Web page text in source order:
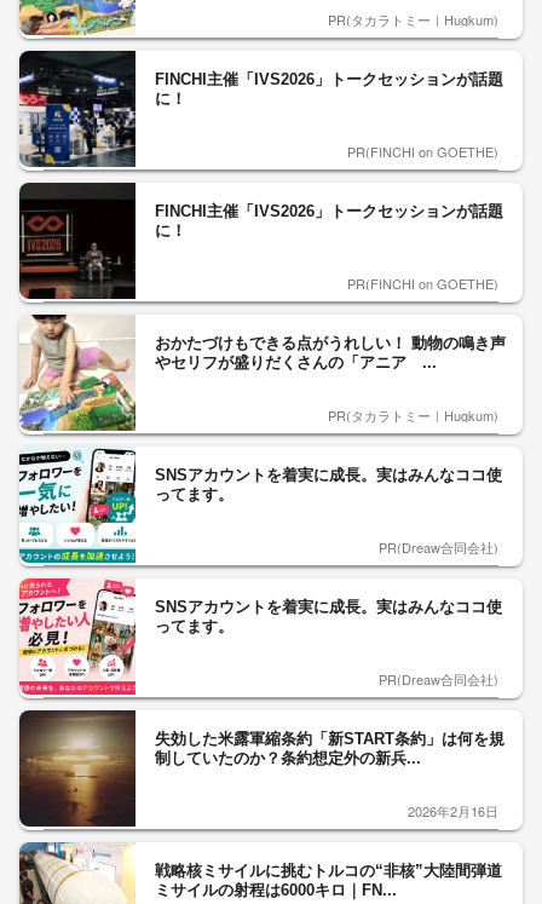
PR(タカラトミー｜Hugkum)
FINCHI主催「IVS2026」トークセッションが話題
に！
PR(FINCHI on GOETHE)
FINCHI主催「IVS2026」トークセッションが話題
に！
PR(FINCHI on GOETHE)
おかたづけもできる点がうれしい！ 動物の鳴き声
やセリフが盛りだくさんの「アニア ...
PR(タカラトミー｜Hugkum)
SNSアカウントを着実に成長。実はみんなココ使
ってます。
PR(Dreaw合同会社)
SNSアカウントを着実に成長。実はみんなココ使
ってます。
PR(Dreaw合同会社)
失効した米露軍縮条約「新START条約」は何を規
制していたのか？条約想定外の新兵...
2026年2月16日
戦略核ミサイルに挑むトルコの“非核”大陸間弾道
ミサイルの射程は6000キロ｜FN...